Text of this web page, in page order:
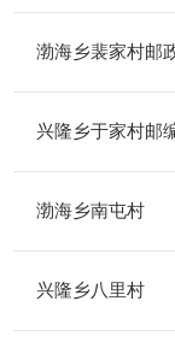
渤海乡裴家村邮
兴隆乡于家村邮
渤海乡南屯村
兴隆乡八里村